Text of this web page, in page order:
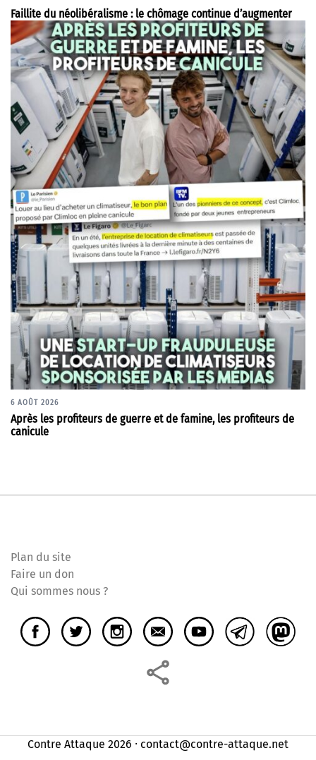
Faillite du néolibéralisme : le chômage continue d’augmenter
6 AOÛT 2026
Après les profiteurs de guerre et de famine, les profiteurs de
canicule
Plan du site
Faire un don
Qui sommes nous ?
Contre Attaque 2026 ⸱ contact@contre-attaque.net